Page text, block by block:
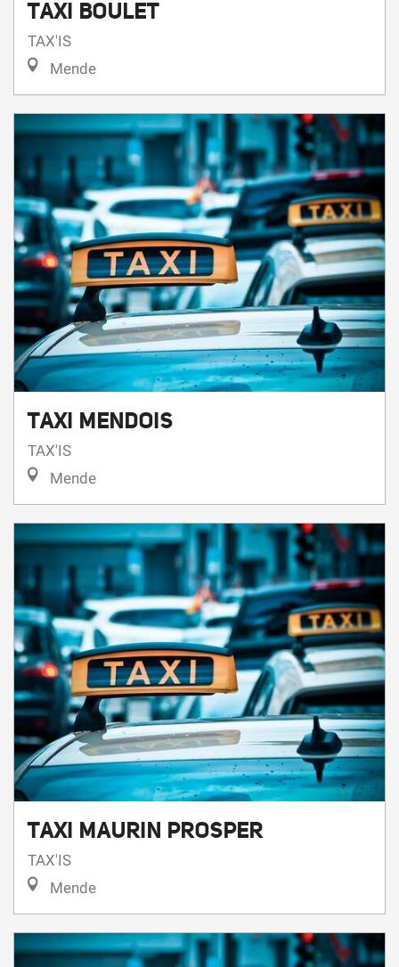
TAX'IS
Mende
TAXI MENDOIS
TAX'IS
Mende
TAXI MAURIN PROSPER
TAX'IS
Mende